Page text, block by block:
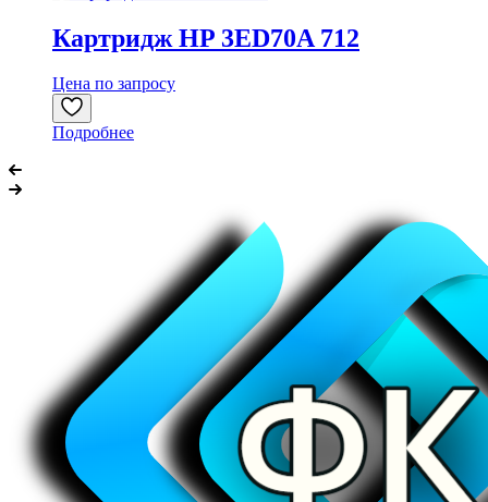
Картридж HP 3ED70A 712
Цена по запросу
Подробнее